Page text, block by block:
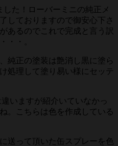
した！ローバーミニの純正メ
しておりますので御安心下さ
あるのでこれで完成と言う訳
・・。
純正の塗装は艶消し黒に塗ら
処理して塗り易い様にセッテ
いますが紹介いていなかっ
。こちらは色を作成している
送って頂いた缶スプレーを色